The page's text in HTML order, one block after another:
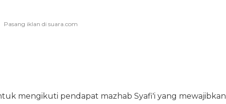
mengikuti pendapat mazhab Syafi'i yang mewajibkan